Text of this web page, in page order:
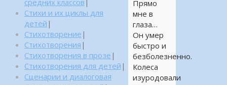
Прямо
мне в
глаза…
Он умер
быстро и
безболезненно.
Колеса
изуродовали
средних классов |
Стихи и их циклы для
детей |
Стихотворение |
Стихотворения |
Стихотворения в прозе |
Стихотворения для детей |
Сценарии и диалоговая